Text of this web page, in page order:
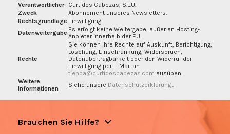
Verantwortlicher
Curtidos Cabezas, S.L.U.
Zweck
Abonnement unseres Newsletters.
Rechtsgrundlage Einwilligung
Datenweitergabe Es erfolgt keine Weitergabe, außer an Hosting-
Anbieter innerhalb der EU.
Rechte
Sie können Ihre Rechte auf Auskunft, Berichtigung,
Löschung, Einschränkung, Widerspruch,
Datenübertragbarkeit oder den Widerruf der
Einwilligung per E-Mail an
tienda@curtidoscabezas.com ausüben.
Weitere
Informationen
Siehe unsere Datenschutzerklärung .
Brauchen Sie Hilfe?